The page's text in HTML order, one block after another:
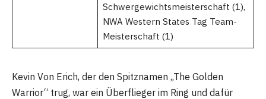
Schwergewichtsmeisterschaft (1),
NWA Western States Tag Team-
Meisterschaft (1)
Kevin Von Erich, der den Spitznamen „The Golden
Warrior“ trug, war ein Überflieger im Ring und dafür